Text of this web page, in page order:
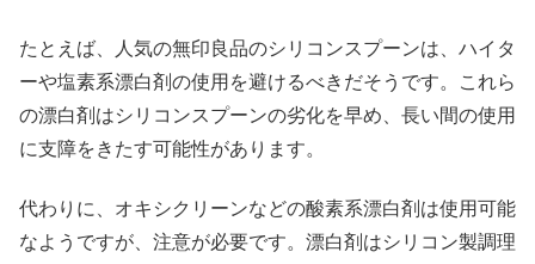
たとえば、人気の無印良品のシリコンスプーンは、ハイタ
ーや塩素系漂白剤の使用を避けるべきだそうです。これら
の漂白剤はシリコンスプーンの劣化を早め、長い間の使用
に支障をきたす可能性があります。
代わりに、オキシクリーンなどの酸素系漂白剤は使用可能
なようですが、注意が必要です。漂白剤はシリコン製調理